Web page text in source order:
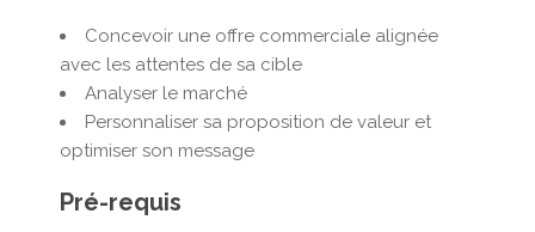
Concevoir une offre commerciale alignée
avec les attentes de sa cible
Analyser le marché
Personnaliser sa proposition de valeur et
optimiser son message
Pré-requis